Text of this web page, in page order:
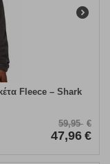
Fleece – Shark
59,95 €
47,96 €